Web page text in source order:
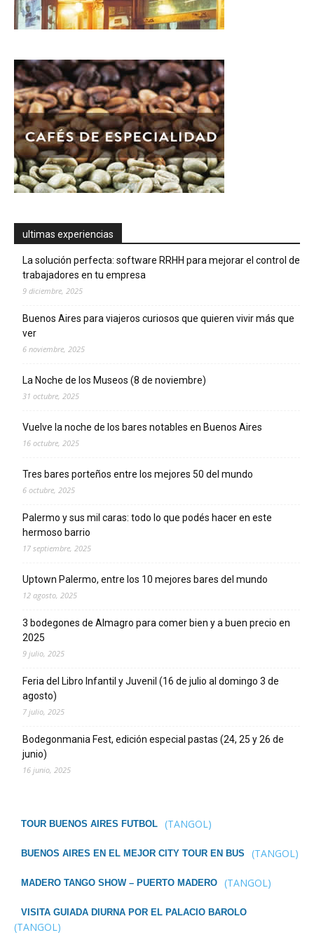
ultimas experiencias
La solución perfecta: software RRHH para mejorar el control de
trabajadores en tu empresa
9 diciembre, 2025
Buenos Aires para viajeros curiosos que quieren vivir más que
ver
6 noviembre, 2025
La Noche de los Museos (8 de noviembre)
31 octubre, 2025
Vuelve la noche de los bares notables en Buenos Aires
16 octubre, 2025
Tres bares porteños entre los mejores 50 del mundo
6 octubre, 2025
Palermo y sus mil caras: todo lo que podés hacer en este
hermoso barrio
17 septiembre, 2025
Uptown Palermo, entre los 10 mejores bares del mundo
12 agosto, 2025
3 bodegones de Almagro para comer bien y a buen precio en
2025
9 julio, 2025
Feria del Libro Infantil y Juvenil (16 de julio al domingo 3 de
agosto)
7 julio, 2025
Bodegonmania Fest, edición especial pastas (24, 25 y 26 de
junio)
16 junio, 2025
TOUR BUENOS AIRES FUTBOL (TANGOL)
BUENOS AIRES EN EL MEJOR CITY TOUR EN BUS (TANGOL)
MADERO TANGO SHOW – PUERTO MADERO (TANGOL)
VISITA GUIADA DIURNA POR EL PALACIO BAROLO
(TANGOL)